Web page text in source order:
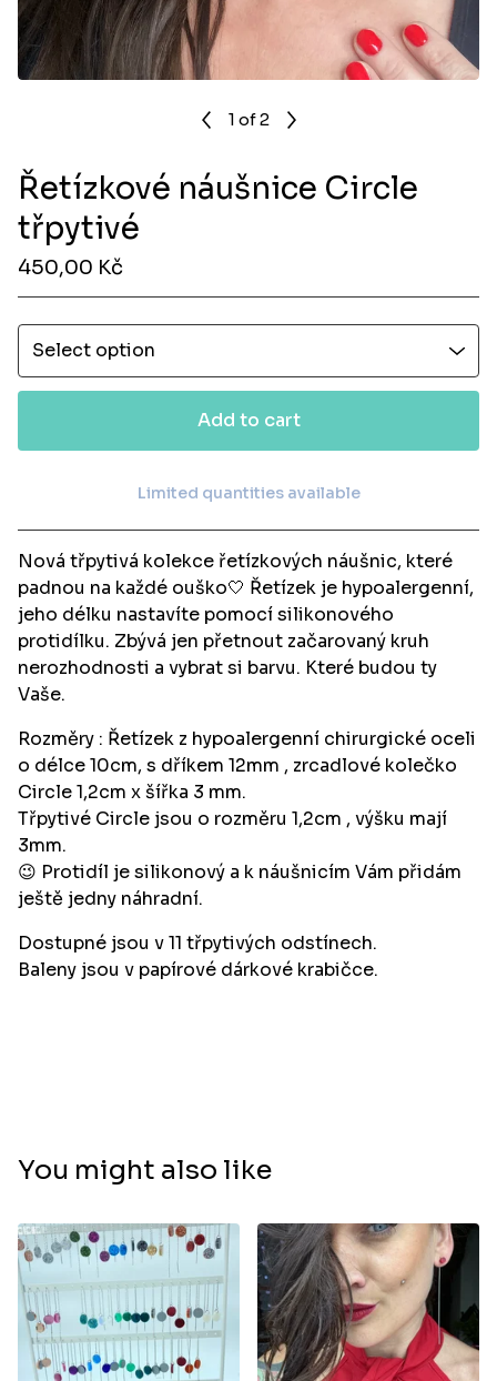
1 of 2
Řetízkové náušnice Circle
třpytivé
450,00 Kč
Add to cart
View cart
Limited quantities available
Nová třpytivá kolekce řetízkových náušnic, které
padnou na každé ouško🤍 Řetízek je hypoalergenní,
jeho délku nastavíte pomocí silikonového
protidílku. Zbývá jen přetnout začarovaný kruh
nerozhodnosti a vybrat si barvu. Které budou ty
Vaše.
Rozměry : Řetízek z hypoalergenní chirurgické oceli
o délce 10cm, s dříkem 12mm , zrcadlové kolečko
Circle 1,2cm x šířka 3 mm.
Třpytivé Circle jsou o rozměru 1,2cm , výšku mají
3mm.
😉 Protidíl je silikonový a k náušnicím Vám přidám
ještě jedny náhradní.
Dostupné jsou v 11 třpytivých odstínech.
Baleny jsou v papírové dárkové krabičce.
You might also like